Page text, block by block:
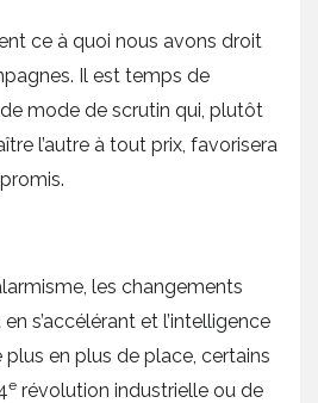
ce à quoi nous avons droit
Il est temps de
de mode de scrutin qui, plutôt
l’autre à tout prix, favorisera
les changements
s’accélérant et l’intelligence
en plus de place, certains
e révolution industrielle ou de